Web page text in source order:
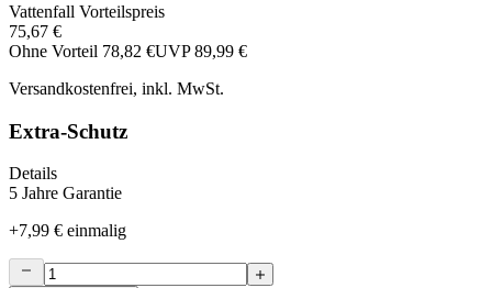
Vattenfall Vorteilspreis
75,67 €
Ohne Vorteil 78,82 €UVP 89,99 €
Versandkostenfrei, inkl. MwSt.
Extra-Schutz
Details
5 Jahre Garantie
+7,99 € einmalig